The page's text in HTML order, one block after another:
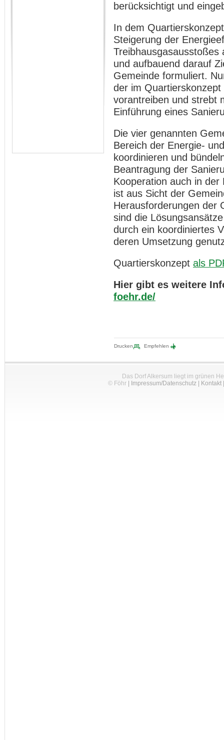
berücksichtigt und
In dem
Steigerung der
Treibhausgasausstoßes
und aufbauend darauf
Gemeinde formuliert.
der im
vorantreiben und strebt
Einführung eines
Die vier genannten
Bereich der Energie-
koordinieren und
Beantragung der
Kooperation auch in
ist aus Sicht der
Herausforderungen der
sind die
durch ein koordiniertes
deren Umsetzung
Quartierskonzept als
Hier gibt es weitere
foehr.de/
Drucken Empfehlen
Das Dorf Alkersum liegt im grünen
© Föhr| Impressum/Datenschutz| Kontakt